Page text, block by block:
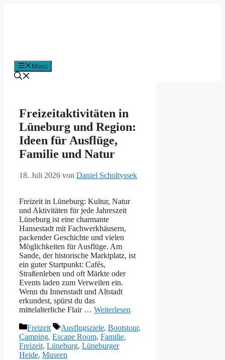
Menü
Freizeitaktivitäten in
Lüneburg und Region:
Ideen für Ausflüge,
Familie und Natur
18. Juli 2026 von Daniel Scholtyssek
Freizeit in Lüneburg: Kultur, Natur
und Aktivitäten für jede Jahreszeit
Lüneburg ist eine charmante
Hansestadt mit Fachwerkhäusern,
packender Geschichte und vielen
Möglichkeiten für Ausflüge. Am
Sande, der historische Marktplatz, ist
ein guter Startpunkt: Cafés,
Straßenleben und oft Märkte oder
Events laden zum Verweilen ein.
Wenn du Innenstadt und Altstadt
erkundest, spürst du das
mittelalterliche Flair … Weiterlesen
Kategorien
Freizeit Schlagwörter
Ausflugsziele, Bootstour,
Camping, Escape Room, Familie,
Freizeit, Lüneburg, Lüneburger
Heide, Museen